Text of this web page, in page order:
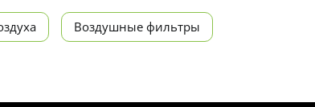
Воздушные фильтры